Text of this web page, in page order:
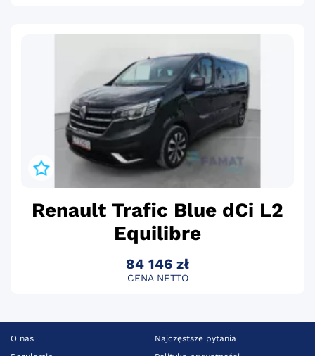
Renault Trafic Blue dCi L2
Equilibre
84 146 zł
CENA NETTO
O nas
Najczęstsze pytania